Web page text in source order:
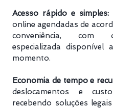
Acesso rápido e simples:
online agendadas de
conveniência, com
especializada disponível
momento.
Economia de tempo e
deslocamentos e
recebendo soluções